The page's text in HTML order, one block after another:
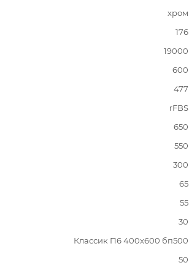
хром
176
19000
600
477
rFBS
650
550
300
65
55
30
Классик П6 400x600 бп500
50